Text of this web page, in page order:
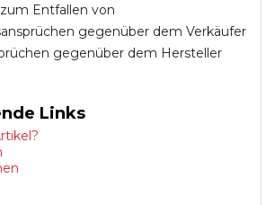
Entfallen von
gegenüber dem Verkäufer
gegenüber dem Hersteller
Links